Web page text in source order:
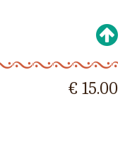
€ 15.00